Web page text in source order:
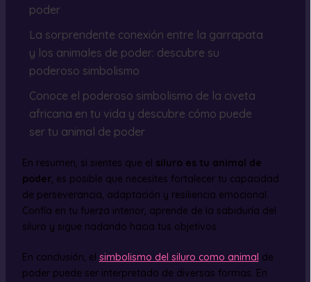
poder
La sorprendente conexión entre la garrapata
y los animales de poder: descubre su
poderoso simbolismo
Conoce el poderoso simbolismo de la civeta
africana en tu vida y descubre cómo puede
ser tu animal de poder
En resumen, si sientes que el siluro es tu animal de
poder, es posible que necesites fortalecer tu capacidad
de perseverancia, adaptación y resiliencia emocional.
Confía en tu fuerza interior, aprende de la sabiduría del
siluro y sigue nadando hacia tus objetivos.
En conclusión, el simbolismo del siluro como animal de
poder puede ser interpretado de diversas formas. En